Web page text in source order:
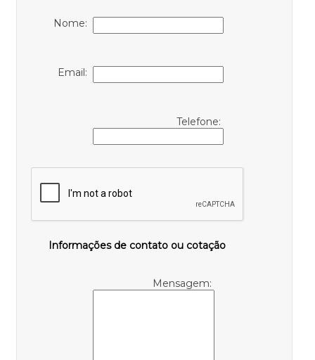
Nome:
Email:
Telefone:
Informações de contato ou cotação
Mensagem: